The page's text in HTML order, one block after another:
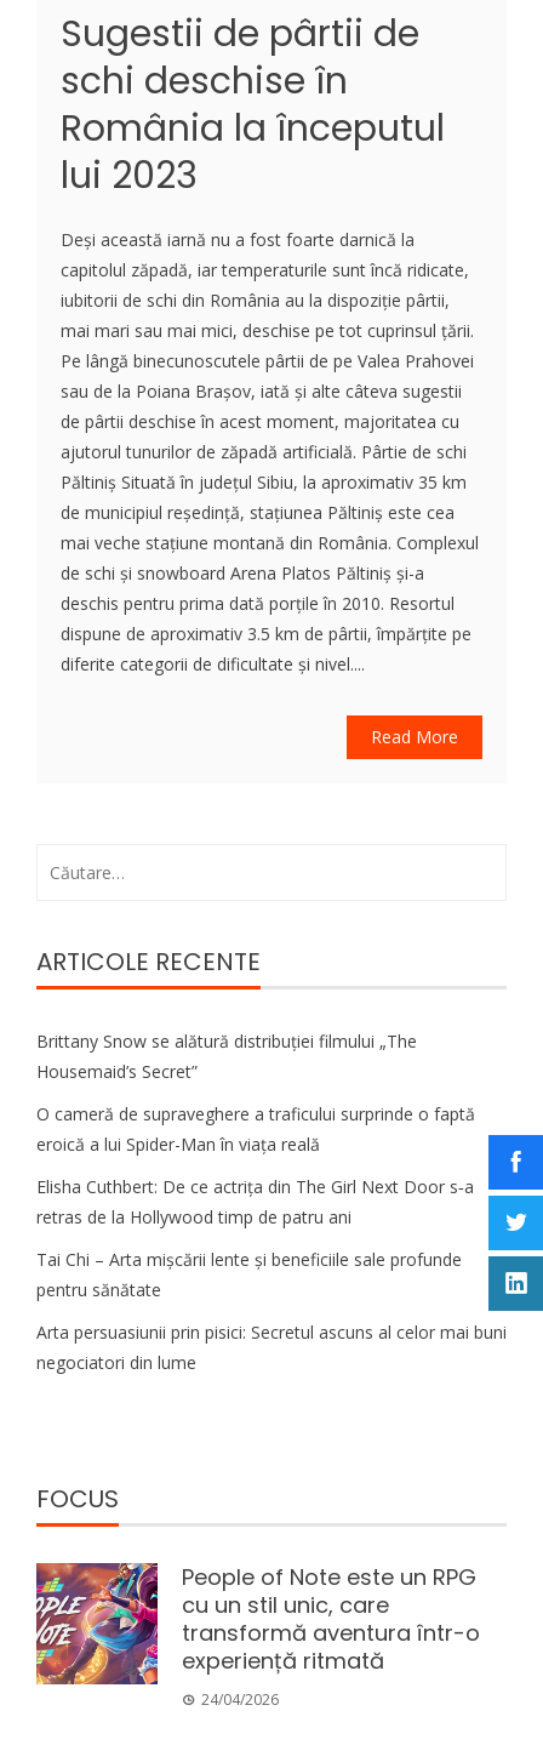
Sugestii de pârtii de
schi deschise în
România la începutul
lui 2023
Deși această iarnă nu a fost foarte darnică la
capitolul zăpadă, iar temperaturile sunt încă ridicate,
iubitorii de schi din România au la dispoziție pârtii,
mai mari sau mai mici, deschise pe tot cuprinsul țării.
Pe lângă binecunoscutele pârtii de pe Valea Prahovei
sau de la Poiana Brașov, iată și alte câteva sugestii
de pârtii deschise în acest moment, majoritatea cu
ajutorul tunurilor de zăpadă artificială. Pârtie de schi
Păltiniș Situată în județul Sibiu, la aproximativ 35 km
de municipiul reședință, stațiunea Păltiniș este cea
mai veche stațiune montană din România. Complexul
de schi și snowboard Arena Platos Păltiniș și-a
deschis pentru prima dată porțile în 2010. Resortul
dispune de aproximativ 3.5 km de pârtii, împărțite pe
diferite categorii de dificultate și nivel....
Read More
ARTICOLE RECENTE
Brittany Snow se alătură distribuției filmului „The
Housemaid’s Secret”
O cameră de supraveghere a traficului surprinde o faptă
eroică a lui Spider-Man în viața reală
Elisha Cuthbert: De ce actrița din The Girl Next Door s‑a
retras de la Hollywood timp de patru ani
Tai Chi – Arta mișcării lente și beneficiile sale profunde
pentru sănătate
Arta persuasiunii prin pisici: Secretul ascuns al celor mai buni
negociatori din lume
FOCUS
People of Note este un RPG
cu un stil unic, care
transformă aventura într-o
experiență ritmată
24/04/2026